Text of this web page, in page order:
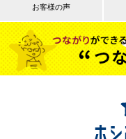
お客様の声